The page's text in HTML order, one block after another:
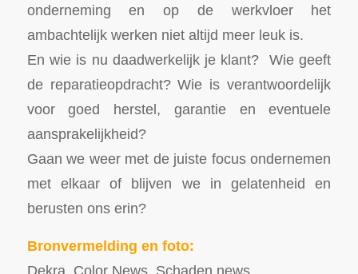
onderneming en op de werkvloer het
ambachtelijk werken niet altijd meer leuk is.
En wie is nu daadwerkelijk je klant? Wie geeft
de reparatieopdracht? Wie is verantwoordelijk
voor goed herstel, garantie en eventuele
aansprakelijkheid?
Gaan we weer met de juiste focus ondernemen
met elkaar of blijven we in gelatenheid en
berusten ons erin?
Bronvermelding en foto:
Dekra, Color News, Schaden.news